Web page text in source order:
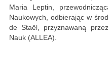
Maria Leptin,
Naukowych, odbierając w
de Staël, przyznawaną
Nauk (ALLEA).